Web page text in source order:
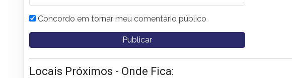
Concordo em tornar meu comentário público
Locais Próximos - Onde Fica: